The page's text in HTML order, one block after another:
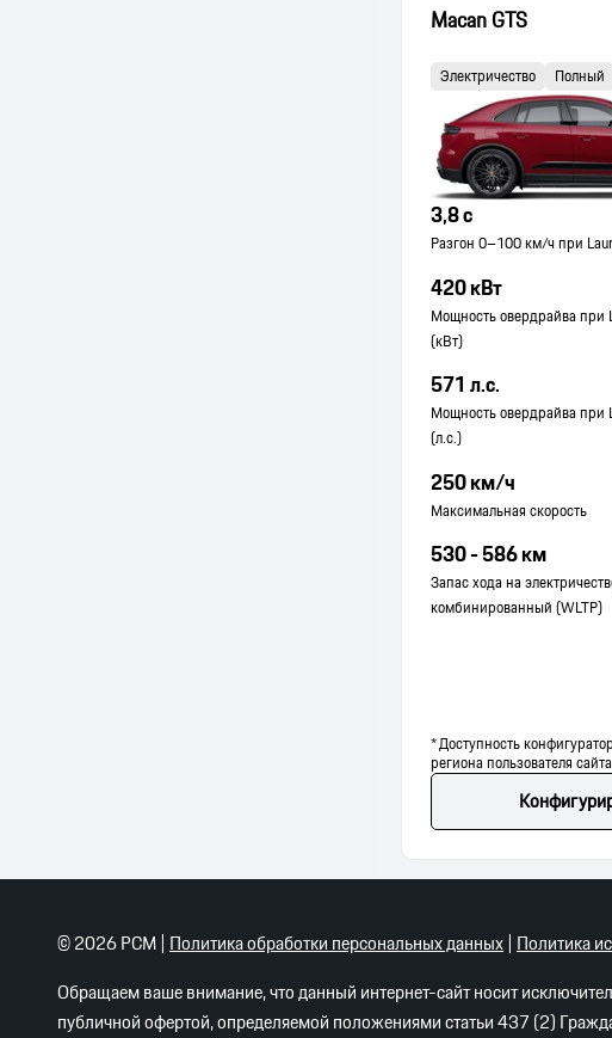
Macan GTS
Электричество Полный
3,8 с
Разгон 0–100 км/ч при
420 кВт
Мощность овердрайва при
(кВт)
571 л.с.
Мощность овердрайва при
(л.с.)
250 км/ч
Максимальная скорость
530 - 586 км
Запас хода на
комбинированный (WLTP)
* Доступность
региона пользователя сайта
©2026PCM | Политика обработки персональных данных | Политика
Обращаем ваше внимание, что данный интернет-сайт носит
публичной офертой, определяемой положениями статьи 437 (2)